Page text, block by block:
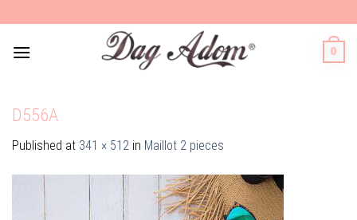
to
content
0
D556A
Published at 341 × 512 in Maillot 2 pieces